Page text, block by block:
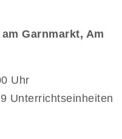
Garnmarkt, Am
Uhr
Unterrichtseinheiten